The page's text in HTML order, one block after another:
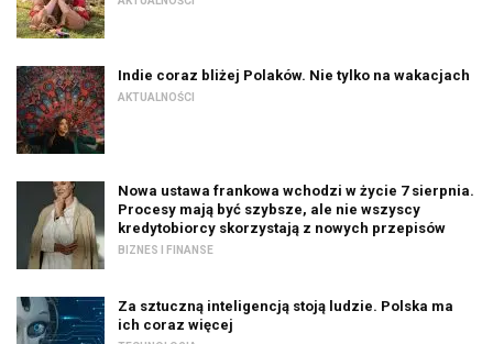
Indie coraz bliżej Polaków. Nie tylko na wakacjach
AKTUALNOŚCI
Nowa ustawa frankowa wchodzi w życie 7 sierpnia.
Procesy mają być szybsze, ale nie wszyscy
kredytobiorcy skorzystają z nowych przepisów
BIZNES I FINANSE
Za sztuczną inteligencją stoją ludzie. Polska ma
ich coraz więcej